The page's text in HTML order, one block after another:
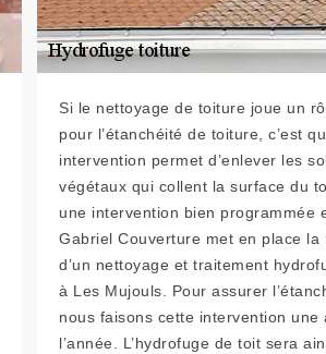
Si le nettoyage de toiture joue un
pour l’étanchéité de toiture, c’est
intervention permet d’enlever les
végétaux qui collent la surface du
une intervention bien programmée
Gabriel Couverture met en place la
d’un nettoyage et traitement
à Les Mujouls. Pour assurer
nous faisons cette intervention une
l’année. L’hydrofuge de toit sera